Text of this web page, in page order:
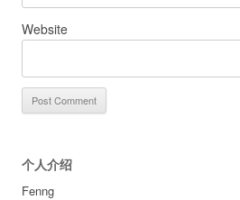
Website
个人介绍
Fenng